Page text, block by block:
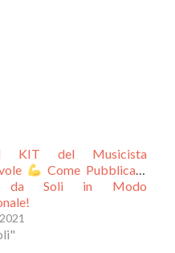
KIT del Musicista
Come Pubblicare
da Soli in Modo